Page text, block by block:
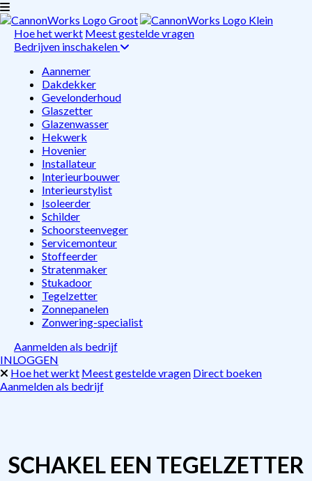
Hoe het werkt Meest gestelde vragen
Bedrijven inschakelen
Aannemer
Dakdekker
Gevelonderhoud
Glaszetter
Glazenwasser
Hekwerk
Hovenier
Installateur
Interieurbouwer
Interieurstylist
Isoleerder
Schilder
Schoorsteenveger
Servicemonteur
Stoffeerder
Stratenmaker
Stukadoor
Tegelzetter
Zonnepanelen
Zonwering-specialist
Aanmelden als bedrijf
INLOGGEN
Hoe het werkt Meest gestelde vragen Direct boeken
Aanmelden als bedrijf
SCHAKEL EEN TEGELZETTER